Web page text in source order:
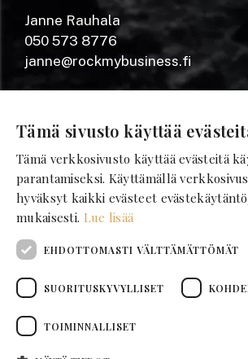
Janne Rauhala
050 573 8776
janne@rockmybusiness.fi
SEURAA MEITÄ
Facebook
Instagram
Tilaa uutiskirje
Tämä sivusto käyttää
Tämä verkkosivusto käyttää evästeitä
parantamiseksi. Käyttämällä
hyväksyt kaikki evästeet
mukaisesti. Lue lisää
EHDOTTOMASTI VÄLTTÄMÄTTÖMÄT
SUORITUSKYVYLLISET
TOIMINNALLISET